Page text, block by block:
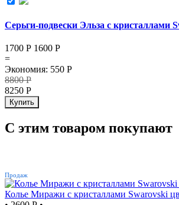
Серьги-подвески Эльза с кристаллами
1700 Р 1600 Р
=
Экономия: 550 Р
8800Р
8250 Р
Купить
С этим товаром покупают
Продаж
Колье Миражи с кристаллами Swarovski